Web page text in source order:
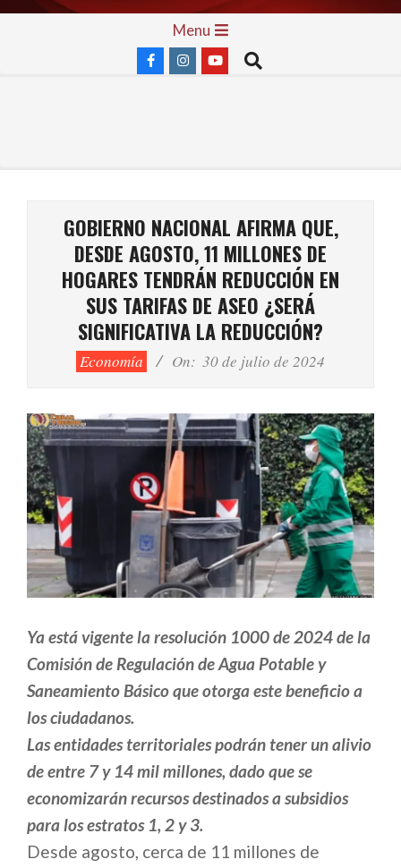
Skip
Menu
Search
GOBIERNO NACIONAL AFIRMA QUE,
DESDE AGOSTO, 11 MILLONES DE
HOGARES TENDRÁN REDUCCIÓN EN
SUS TARIFAS DE ASEO ¿SERÁ
SIGNIFICATIVA LA REDUCCIÓN?
Economía On: 30 de julio de 2024
Ya está vigente la resolución 1000 de 2024 de la
Comisión de Regulación de Agua Potable y
Saneamiento Básico que otorga este beneficio a
los ciudadanos.
Las entidades territoriales podrán tener un alivio
de entre 7 y 14 mil millones, dado que se
economizarán recursos destinados a subsidios
para los estratos 1, 2 y 3.
Desde agosto, cerca de 11 millones de